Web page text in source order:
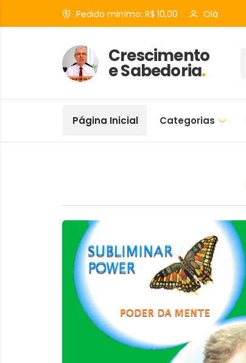
Pedido minímo: R$ 10,00 Olá
Crescimento
e Sabedoria.
Página Inicial Categorias